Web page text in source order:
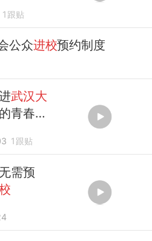
1 跟贴
公众进校预约制度
武汉大
青春气
1 跟贴
需预